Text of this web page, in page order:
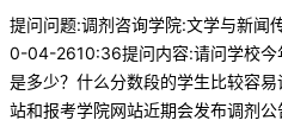
提问问题:调剂咨询学院:文学与新
0-04-2610:36提问内容:请问学校今
是多少？什么分数段的学生比较容
站和报考学院网站近期会发布调剂